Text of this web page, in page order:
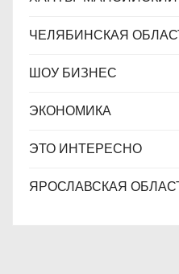
ЧЕЛЯБИНСКАЯ
ШОУ БИЗНЕС
ЭКОНОМИКА
ЭТО ИНТЕРЕСНО
ЯРОСЛАВСКАЯ